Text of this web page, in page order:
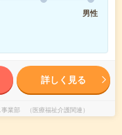
男性
詳しく見る
業部 （医療福祉介護関連）